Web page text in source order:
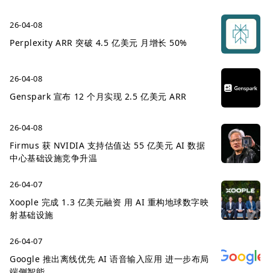
26-04-08
Perplexity ARR 突破 4.5 亿美元 月增长 50%
26-04-08
Genspark 宣布 12 个月实现 2.5 亿美元 ARR
26-04-08
Firmus 获 NVIDIA 支持估值达 55 亿美元 AI 数据
中心基础设施竞争升温
26-04-07
Xoople 完成 1.3 亿美元融资 用 AI 重构地球数字映
射基础设施
26-04-07
Google 推出离线优先 AI 语音输入应用 进一步布局